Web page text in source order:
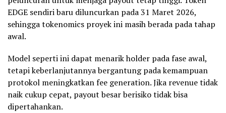
EDGE sendiri baru diluncurkan pada 31 Maret 2026,
sehingga tokenomics proyek ini masih berada pada tahap
awal.
Model seperti ini dapat menarik holder pada fase awal,
tetapi keberlanjutannya bergantung pada kemampuan
protokol meningkatkan fee generation. Jika revenue tidak
naik cukup cepat, payout besar berisiko tidak bisa
dipertahankan.